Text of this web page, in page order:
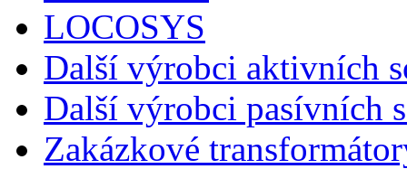
LOCOSYS
Další výrobci aktivních
Další výrobci pasívních
Zakázkové